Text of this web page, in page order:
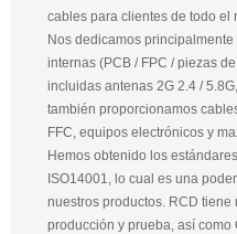
cables para clientes de todo el
Nos dedicamos
internas (PCB / FPC / piezas
incluidas antenas 2G 2.4 /
también proporcionamos
FFC, equipos electrónicos y
Hemos obtenido los
ISO14001, lo cual es una
nuestros productos. RCD
producción y prueba, así como